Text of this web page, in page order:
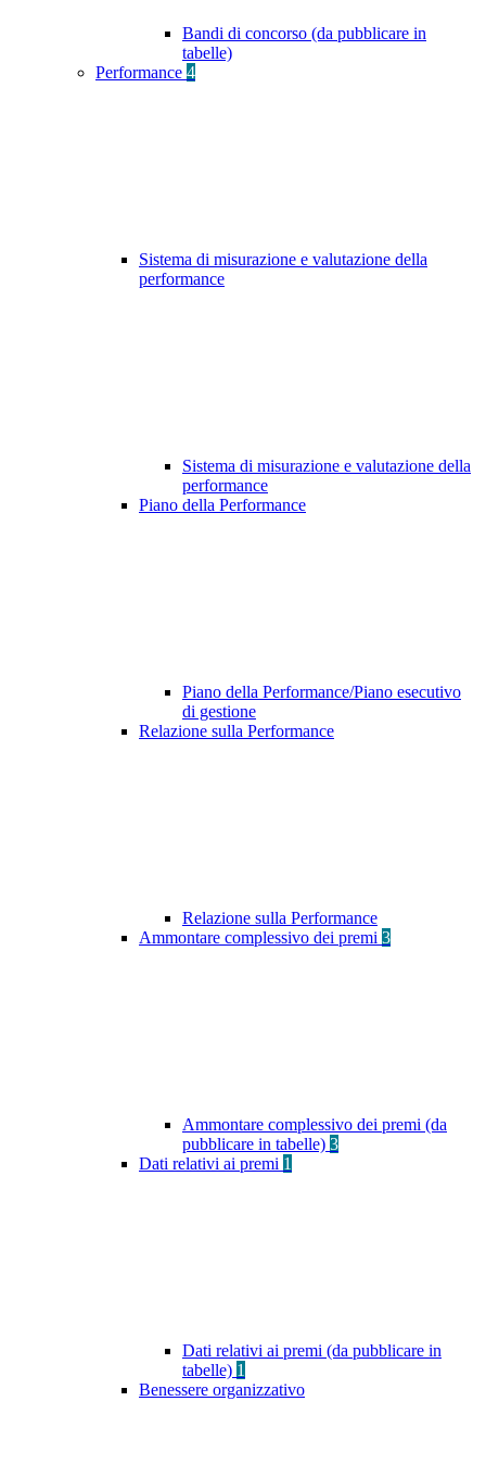
Bandi di concorso (da pubblicare in
tabelle)
Performance 4
Sistema di misurazione e valutazione della
performance
Sistema di misurazione e valutazione della
performance
Piano della Performance
Piano della Performance/Piano esecutivo
di gestione
Relazione sulla Performance
Relazione sulla Performance
Ammontare complessivo dei premi 3
Ammontare complessivo dei premi (da
pubblicare in tabelle) 3
Dati relativi ai premi 1
Dati relativi ai premi (da pubblicare in
tabelle) 1
Benessere organizzativo